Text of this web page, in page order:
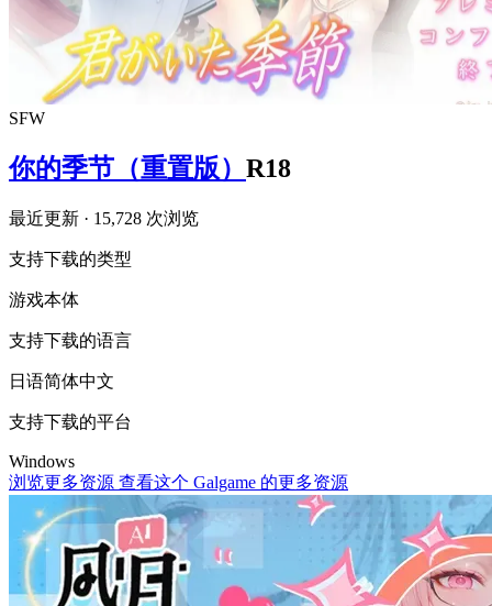
SFW
你的季节（重置版） R18
最近更新 · 15,728 次浏览
支持下载的类型
游戏本体
支持下载的语言
日语简体中文
支持下载的平台
Windows
浏览更多资源 查看这个 Galgame 的更多资源